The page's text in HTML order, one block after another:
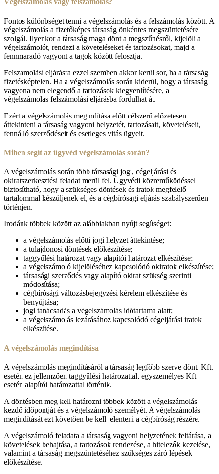
Fontos különbséget tenni a végelszámolás és a felszámolás között. A
végelszámolás a fizetőképes társaság önkéntes megszüntetésére
szolgál. Ilyenkor a társaság maga dönt a megszűnésről, kijelöli a
végelszámolót, rendezi a követeléseket és tartozásokat, majd a
fennmaradó vagyont a tagok között felosztja.
Felszámolási eljárásra ezzel szemben akkor kerül sor, ha a társaság
fizetésképtelen. Ha a végelszámolás során kiderül, hogy a társaság
vagyona nem elegendő a tartozások kiegyenlítésére, a
végelszámolás felszámolási eljárásba fordulhat át.
Ezért a végelszámolás megindítása előtt célszerű előzetesen
áttekinteni a társaság vagyoni helyzetét, tartozásait, követeléseit,
fennálló szerződéseit és esetleges vitás ügyeit.
Miben segít az ügyvéd végelszámolás során?
A végelszámolás során több társasági jogi, cégeljárási és
okiratszerkesztési feladat merül fel. Ügyvédi közreműködéssel
biztosítható, hogy a szükséges döntések és iratok megfelelő
tartalommal készüljenek el, és a cégbírósági eljárás szabályszerűen
történjen.
Irodánk többek között az alábbiakban nyújt segítséget:
a végelszámolás előtti jogi helyzet áttekintése;
a tulajdonosi döntések előkészítése;
taggyűlési határozat vagy alapítói határozat elkészítése;
a végelszámoló kijelöléséhez kapcsolódó okiratok elkészítése;
társasági szerződés vagy alapító okirat szükség szerinti
módosítása;
cégbírósági változásbejegyzési kérelem elkészítése és
benyújtása;
jogi tanácsadás a végelszámolás időtartama alatt;
a végelszámolás lezárásához kapcsolódó cégeljárási iratok
elkészítése.
A végelszámolás megindítása
A végelszámolás megindításáról a társaság legfőbb szerve dönt. Kft.
esetén ez jellemzően taggyűlési határozattal, egyszemélyes Kft.
esetén alapítói határozattal történik.
A döntésben meg kell határozni többek között a végelszámolás
kezdő időpontját és a végelszámoló személyét. A végelszámolás
megindítását ezt követően be kell jelenteni a cégbíróság részére.
A végelszámoló feladata a társaság vagyoni helyzetének feltárása, a
követelések behajtása, a tartozások rendezése, a hitelezők kezelése,
valamint a társaság megszüntetéséhez szükséges záró lépések
előkészítése.